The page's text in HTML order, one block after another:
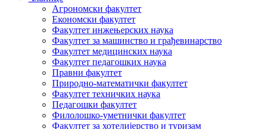
Агрономски факултет
Економски факултет
Факултет инжењерских наука
Факултет за машинство и грађевинарство
Факултет медицинских наука
Факултет педагошких наука
Правни факултет
Природно-математички факултет
Факултет техничких наука
Педагошки факултет
Филолошко-уметнички факултет
Факултет за хотелијерство и туризам